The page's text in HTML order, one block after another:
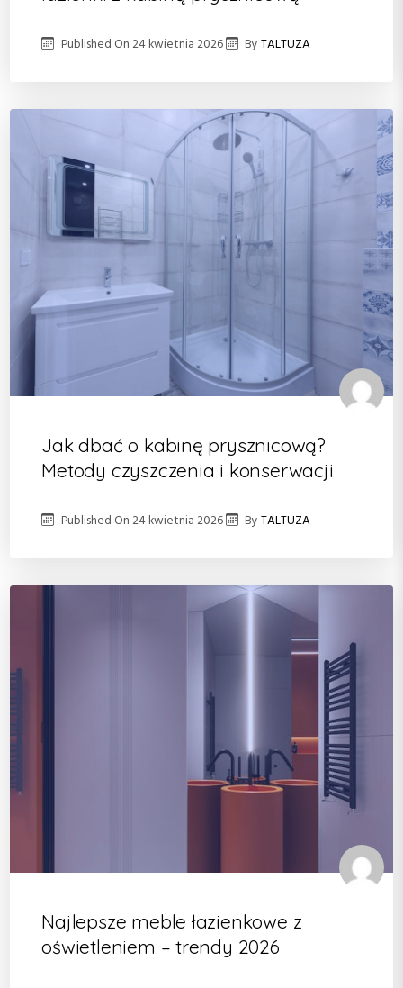
Published On24 kwietnia 2026 ByTALTUZA
Jak dbać o kabinę prysznicową?
Metody czyszczenia i konserwacji
Published On24 kwietnia 2026 ByTALTUZA
Najlepsze meble łazienkowe z
oświetleniem – trendy 2026